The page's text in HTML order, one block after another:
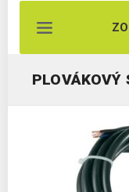
PLOVÁKOVÝ